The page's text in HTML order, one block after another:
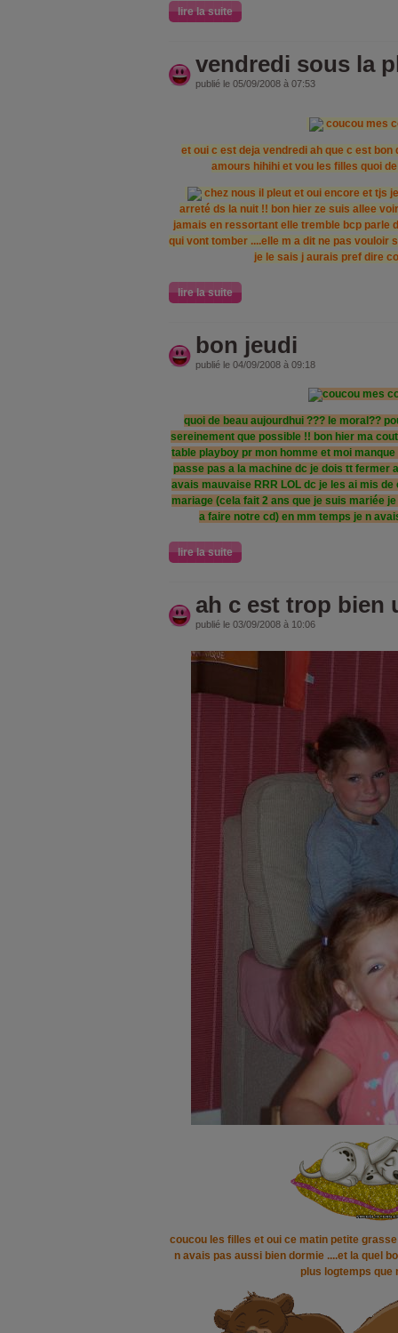
lire la suite
vendredi sous la
publié le 05/09/2008 à 07:53
coucou mes
et oui c est deja vendredi ah que c est
amours hihihi et vou les filles quoi
chez nous il pleut et oui encore et tjs
arreté ds la nuit !! bon hier ze suis allee
jamais en ressortant elle tremble bcp parle
qui vont tomber ....elle m a dit ne pas vouloir
je le sais j aurais pref dire
lire la suite
bon jeudi
publié le 04/09/2008 à 09:18
coucou mes
quoi de beau aujourdhui ??? le moral??
sereinement que possible !! bon hier ma
table playboy pr mon homme et moi
passe pas a la machine dc je dois tt fermer
avais mauvaise RRR LOL dc je les ai mis
mariage (cela fait 2 ans que je suis mariée
a faire notre cd) en mm temps je n
lire la suite
ah c est trop bien
publié le 03/09/2008 à 10:06
coucou les filles et oui ce matin petite
n avais pas aussi bien dormie ....et la quel
plus logtemps que